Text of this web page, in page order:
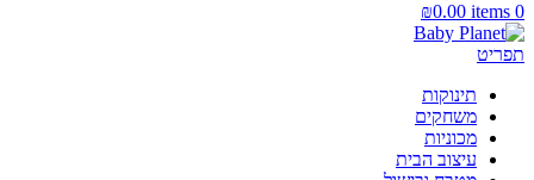
0
items
₪0.00
תפריט
תינוקות
משחקים
מכוניות
עיצוב הבית